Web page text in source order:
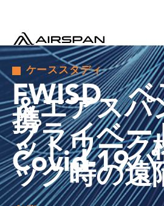
ケーススタディ
FWISD、
＆エアスパ
携
プライベー
ットワーク
Covid-19パ
ック時の遠